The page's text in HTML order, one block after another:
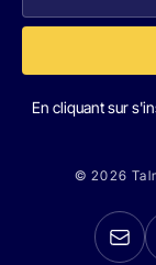
En cliquant sur
© 2026